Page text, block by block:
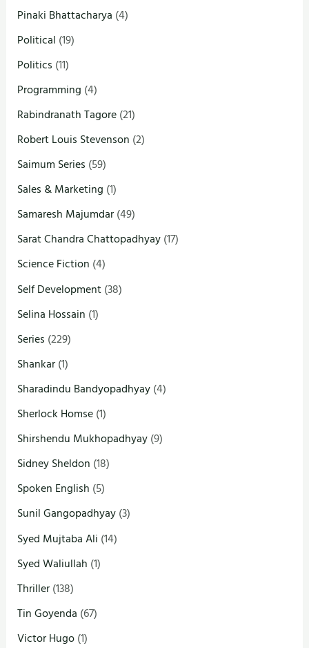
Pinaki Bhattacharya (4)
Political (19)
Politics (11)
Programming (4)
Rabindranath Tagore(21)
Robert Louis Stevenson (2)
Saimum Series (59)
Sales & Marketing (1)
Samaresh Majumdar(49)
Sarat Chandra Chattopadhyay(17)
Science Fiction (4)
Self Development(38)
Selina Hossain (1)
Series (229)
Shankar(1)
Sharadindu Bandyopadhyay(4)
Sherlock Homse(1)
Shirshendu Mukhopadhyay(9)
Sidney Sheldon (18)
Spoken English (5)
Sunil Gangopadhyay(3)
Syed Mujtaba Ali (14)
Syed Waliullah (1)
Thriller(138)
Tin Goyenda (67)
Victor Hugo(1)